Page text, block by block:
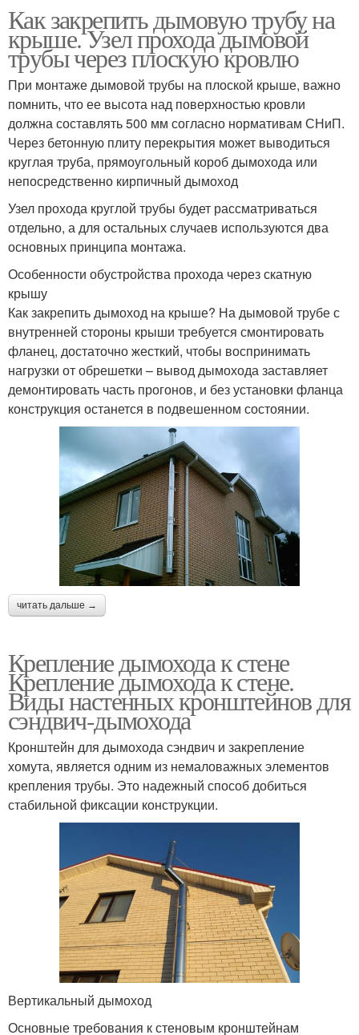
Как закрепить дымовую трубу на
крыше. Узел прохода дымовой
трубы через плоскую кровлю
При монтаже дымовой трубы на плоской крыше, важно
помнить, что ее высота над поверхностью кровли
должна составлять 500 мм согласно нормативам СНиП.
Через бетонную плиту перекрытия может выводиться
круглая труба, прямоугольный короб дымохода или
непосредственно кирпичный дымоход
Узел прохода круглой трубы будет рассматриваться
отдельно, а для остальных случаев используются два
основных принципа монтажа.
Особенности обустройства прохода через скатную
крышу
Как закрепить дымоход на крыше? На дымовой трубе с
внутренней стороны крыши требуется смонтировать
фланец, достаточно жесткий, чтобы воспринимать
нагрузки от обрешетки – вывод дымохода заставляет
демонтировать часть прогонов, и без установки фланца
конструкция останется в подвешенном состоянии.
читать дальше →
Крепление дымохода к стене
Крепление дымохода к стене.
Виды настенных кронштейнов для
сэндвич-дымохода
Кронштейн для дымохода сэндвич и закрепление
хомута, является одним из немаловажных элементов
крепления трубы. Это надежный способ добиться
стабильной фиксации конструкции.
Вертикальный дымоход
Основные требования к стеновым кронштейнам